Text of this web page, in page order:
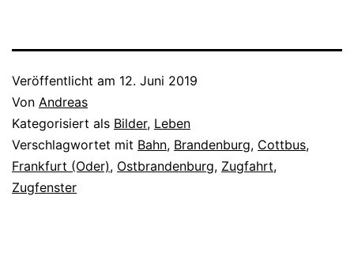
Denn Bermann zeigt in
Veröffentlicht am 12. Juni 2019
Von Andreas
Kategorisiert als Bilder, Leben
Verschlagwortet mit Bahn, Brandenburg, Cottbus,
Frankfurt (Oder), Ostbrandenburg, Zugfahrt,
Zugfenster